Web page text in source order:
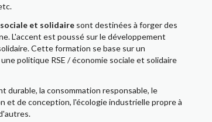
sociale et solidaire sont destinées à forger des
L'accent est poussé sur le développement
Cette formation se base sur un
politique RSE / économie sociale et solidaire
durable, la consommation responsable, le
et de conception, l'écologie industrielle propre à